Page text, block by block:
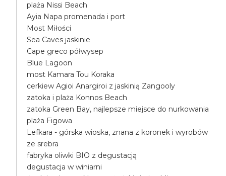
plaża Nissi Beach
Ayia Napa promenada i port
Most Miłości
Sea Caves jaskinie
Cape greco półwysep
Blue Lagoon
most Kamara Tou Koraka
cerkiew Agioi Anargiroi z jaskinią Zangooly
zatoka i plaża Konnos Beach
zatoka Green Bay, najlepsze miejsce do nurkowania
plaża Figowa
Lefkara - górska wioska, znana z koronek i wyrobów
ze srebra
fabryka oliwki BIO z degustacją
degustacja w winiarni